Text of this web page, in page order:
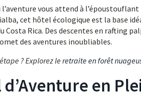
vous attend à
cet hôtel écologique est la base
Rica. Des descentes en rafting
des aventures inoubliables.
? Explorez le retraite en forêt
en